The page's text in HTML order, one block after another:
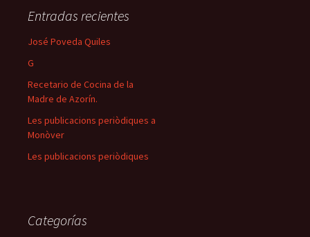
Entradas recientes
José Poveda Quiles
G
Recetario de Cocina de la
Madre de Azorín.
Les publicacions periòdiques a
Monòver
Les publicacions periòdiques
Categorías